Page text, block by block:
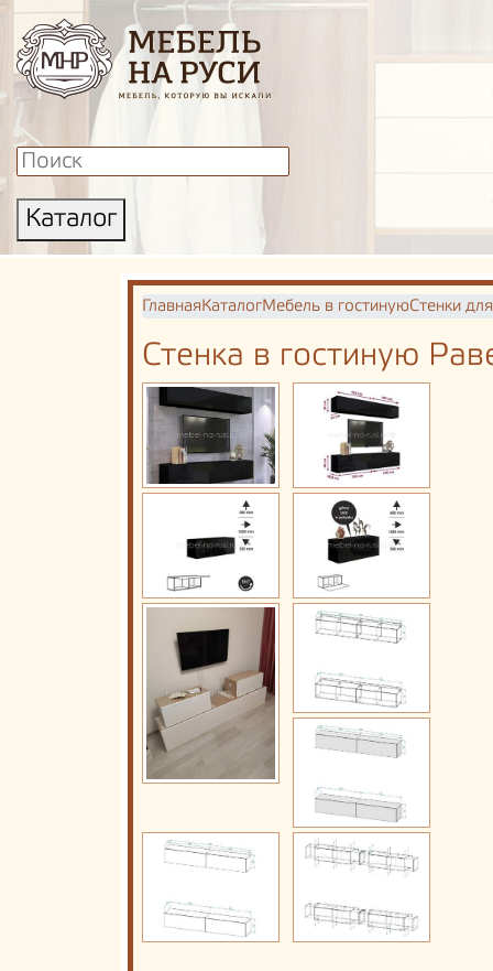
Каталог
ГлавнаяКаталогМебель в гостинуюСтенки
Стенка в гостиную